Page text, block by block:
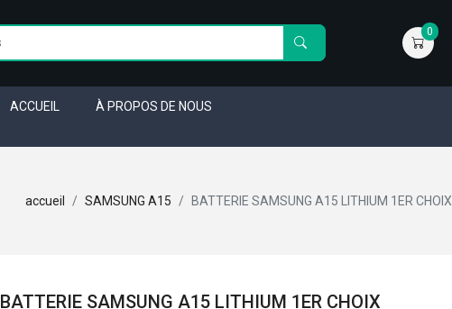
0
ACCUEIL À PROPOS DE NOUS
accueil SAMSUNG A15 BATTERIE SAMSUNG A15 LITHIUM 1ER CHOIX
BATTERIE SAMSUNG A15 LITHIUM 1ER CHOIX